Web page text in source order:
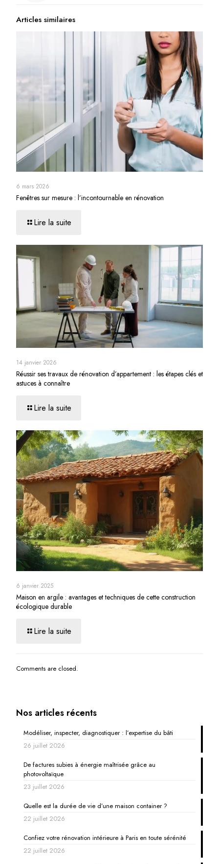
Articles similaires
6 mars 2026
Fenêtres sur mesure : l’incontournable en rénovation
Lire la suite
14 janvier 2026
Réussir ses travaux de rénovation d’appartement : les étapes clés et
astuces à connaître
Lire la suite
6 janvier 2025
Maison en argile : avantages et techniques de cette construction
écologique durable
Lire la suite
Comments are closed.
Nos articles récents
Modéliser, inspecter, diagnostiquer : l’expertise du bâti
26 juillet 2026
De factures subies à énergie maîtrisée grâce au
photovoltaïque
23 juillet 2026
Quelle est la durée de vie d’une maison container ?
22 juillet 2026
Confiez votre rénovation intérieure à Paris en toute sérénité
22 juillet 2026